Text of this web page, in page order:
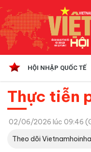
HỘI NHẬP QUỐC TẾ
Thực tiễn
02/06/2026 lúc 09:46
Theo dõi